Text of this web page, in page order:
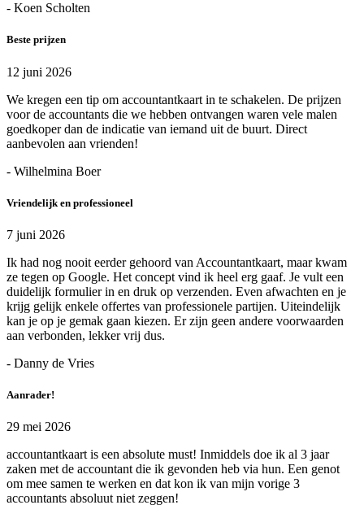
- Koen Scholten
Beste prijzen
12 juni 2026
We kregen een tip om accountantkaart in te schakelen. De prijzen
voor de accountants die we hebben ontvangen waren vele malen
goedkoper dan de indicatie van iemand uit de buurt. Direct
aanbevolen aan vrienden!
- Wilhelmina Boer
Vriendelijk en professioneel
7 juni 2026
Ik had nog nooit eerder gehoord van Accountantkaart, maar kwam
ze tegen op Google. Het concept vind ik heel erg gaaf. Je vult een
duidelijk formulier in en druk op verzenden. Even afwachten en je
krijg gelijk enkele offertes van professionele partijen. Uiteindelijk
kan je op je gemak gaan kiezen. Er zijn geen andere voorwaarden
aan verbonden, lekker vrij dus.
- Danny de Vries
Aanrader!
29 mei 2026
accountantkaart is een absolute must! Inmiddels doe ik al 3 jaar
zaken met de accountant die ik gevonden heb via hun. Een genot
om mee samen te werken en dat kon ik van mijn vorige 3
accountants absoluut niet zeggen!